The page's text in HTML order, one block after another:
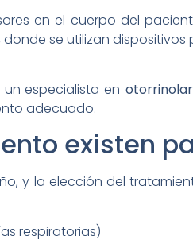
en el cuerpo del
se utilizan
especialista en
adecuado.
existen
y la elección del
respiratorias)